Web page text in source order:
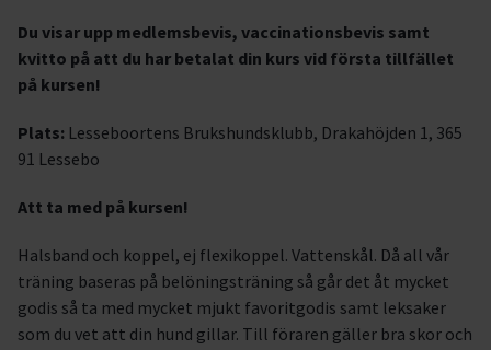
Du visar upp medlemsbevis, vaccinationsbevis samt
kvitto på att du har betalat din kurs vid första tillfället
på kursen!
Plats: Lesseboortens Brukshundsklubb, Drakahöjden 1, 365
91 Lessebo
Att ta med på kursen!
Halsband och koppel, ej flexikoppel. Vattenskål. Då all vår
träning baseras på belöningsträning så går det åt mycket
godis så ta med mycket mjukt favoritgodis samt leksaker
som du vet att din hund gillar. Till föraren gäller bra skor och